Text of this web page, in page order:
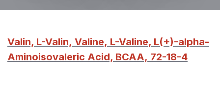
Valin, L-Valin, Valine, L-Valine, L(+)-alpha-
Aminoisovaleric Acid, BCAA, 72-18-4